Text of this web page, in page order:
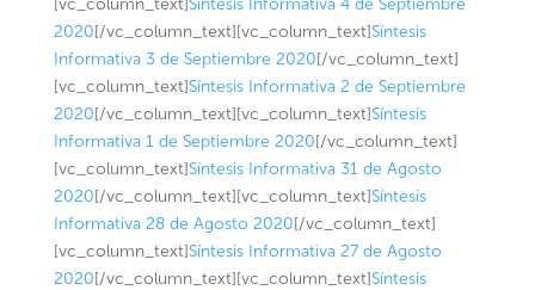
[vc_column_text] Síntesis Informativa 4 de Septiembre
2020[/vc_column_text][vc_column_text]Síntesis
Informativa 3 de Septiembre 2020[/vc_column_text]
[vc_column_text]Síntesis Informativa 2 de Septiembre
2020[/vc_column_text][vc_column_text]Síntesis
Informativa 1 de Septiembre 2020[/vc_column_text]
[vc_column_text]Síntesis Informativa 31 de Agosto
2020[/vc_column_text][vc_column_text]Síntesis
Informativa 28 de Agosto 2020[/vc_column_text]
[vc_column_text]Síntesis Informativa 27 de Agosto
2020[/vc_column_text][vc_column_text]Síntesis